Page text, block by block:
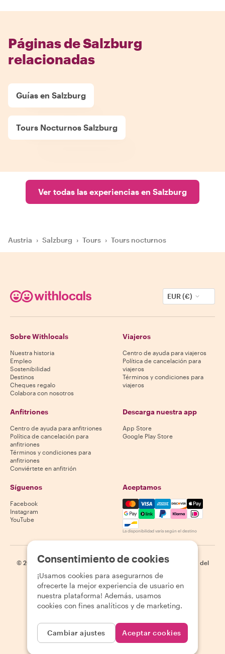
Páginas de Salzburg
relacionadas
Guías en Salzburg
Tours Nocturnos Salzburg
Ver todas las experiencias en Salzburg
Austria › Salzburg › Tours › Tours nocturnos
EUR (€)
Sobre Withlocals
Nuestra historia
Empleo
Sostenibilidad
Destinos
Cheques regalo
Colabora con nosotros
Viajeros
Centro de ayuda para viajeros
Política de cancelación para
viajeros
Términos y condiciones para
viajeros
Anfitriones
Centro de ayuda para anfitriones
Política de cancelación para
anfitriones
Términos y condiciones para
anfitriones
Conviértete en anfitrión
Descarga nuestra app
App Store
Google Play Store
Síguenos
Facebook
Instagram
YouTube
Aceptamos
Mastercard, Visa, Amex,
La disponibilidad varía según el destino
© 2026 Withlocals.com | Política de privacidad | Cookies
Mapa del
Consentimiento de cookies
¡Usamos cookies para asegurarnos de
ofrecerte la mejor experiencia de usuario en
nuestra plataforma! Además, usamos
cookies con fines analíticos y de marketing.
Cambiar ajustes Aceptar cookies